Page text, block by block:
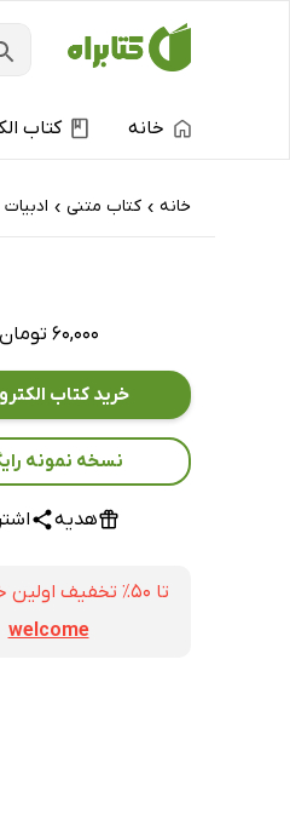
خانه کتاب
خانه › کتاب‌ متنی › ادبیات
۶۰,۰۰۰ تومان
خرید کتاب
نسخه نمونه
هدیه
تا ۵۰٪ تخفیف اولین خرید با کد
welcome